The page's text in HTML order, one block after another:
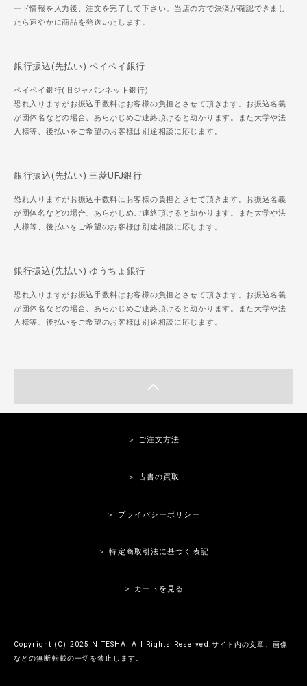
ード情報を入力後、注文を完了して下さい。当店の方で決済が確認できまし
たら速やかに商品を発送いたします。
銀行振込(先払い) ペイペイ銀行
ペイペイ銀行(旧ジャパンネット銀行)
恐れ入りますがお振込手数料はお客様の負担とさせて頂きます。お振込名義
が団体名などの場合、あらかじめご連絡頂けると助かります。また大学や法
人様等、後払いをご希望のお客様は別途相談に応じます。
銀行振込(先払い) 三菱UFJ銀行
恐れ入りますがお振込手数料はお客様の負担とさせて頂きます。お振込名義
が団体名などの場合、あらかじめご連絡頂けると助かります。また大学や法
人様等、後払いをご希望のお客様は別途相談に応じます。
銀行振込(先払い) ゆうちょ銀行
恐れ入りますがお振込手数料はお客様の負担とさせて頂きます。お振込名義
が団体名などの場合、あらかじめご連絡頂けると助かります。また大学や法
人様等、後払いをご希望のお客様は別途相談に応じます。
＞ ご注文方法
＞ 古書の買取
＞ プライバシーポリシー
＞ 特定商取引法に基づく表記
＞ カートを見る
Copyright (C) 2025 NITESHA. All Rights Reserved.サイト内の文章、画像
などの無断転載の一切を禁止します。